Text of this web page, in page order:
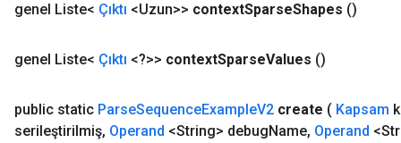
genel Liste< Çıktı <Uzun>> contextSparseShapes ()
genel Liste< Çıktı <?>> contextSparseValues ​​()
public static ParseSequenceExampleV2 create ( Kapsam
serileştirilmiş, Operand <String> debugName, Operand